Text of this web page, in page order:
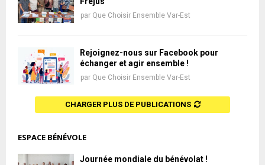
par Que Choisir Ensemble Var-Est
Rejoignez-nous sur Facebook pour
échanger et agir ensemble !
par Que Choisir Ensemble Var-Est
CHARGER PLUS DE PUBLICATIONS
ESPACE BÉNÉVOLE
Journée mondiale du bénévolat !